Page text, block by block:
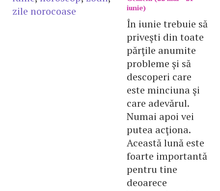
iunie)
În iunie trebuie să
priveşti din toate
părţile anumite
probleme şi să
descoperi care
este minciuna şi
care adevărul.
Numai apoi vei
putea acţiona.
Această lună este
foarte importantă
pentru tine
deoarece
zile norocoase